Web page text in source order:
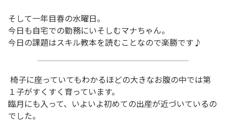
そして一年目春の水曜日。
今日も自宅での勤務にいそしむマナちゃん。
今日の課題はスキル教本を読むことなので楽勝です♪
椅子に座っていてもわかるほどの大きなお腹の中では第
１子がすくすく育っています。
臨月にも入って、いよいよ初めての出産が近づいているの
でした。